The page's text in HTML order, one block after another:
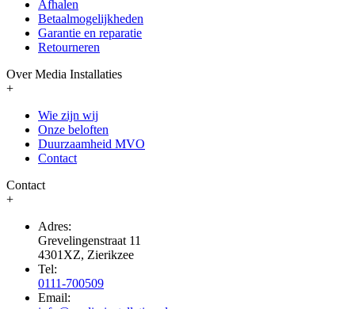
Afhalen
Betaalmogelijkheden
Garantie en reparatie
Retourneren
Over Media Installaties
+
Wie zijn wij
Onze beloften
Duurzaamheid MVO
Contact
Contact
+
Adres:
Grevelingenstraat 11
4301XZ, Zierikzee
Tel:
0111-700509
Email: